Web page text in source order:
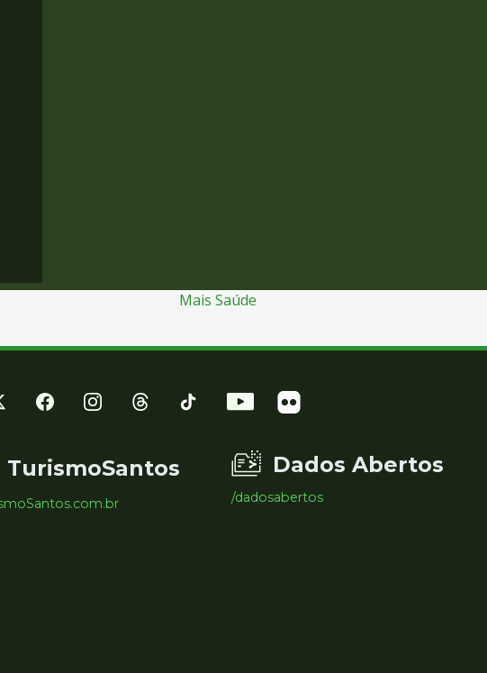
Mais Saúde
TurismoSantos Dados Abertos
/dadosabertos